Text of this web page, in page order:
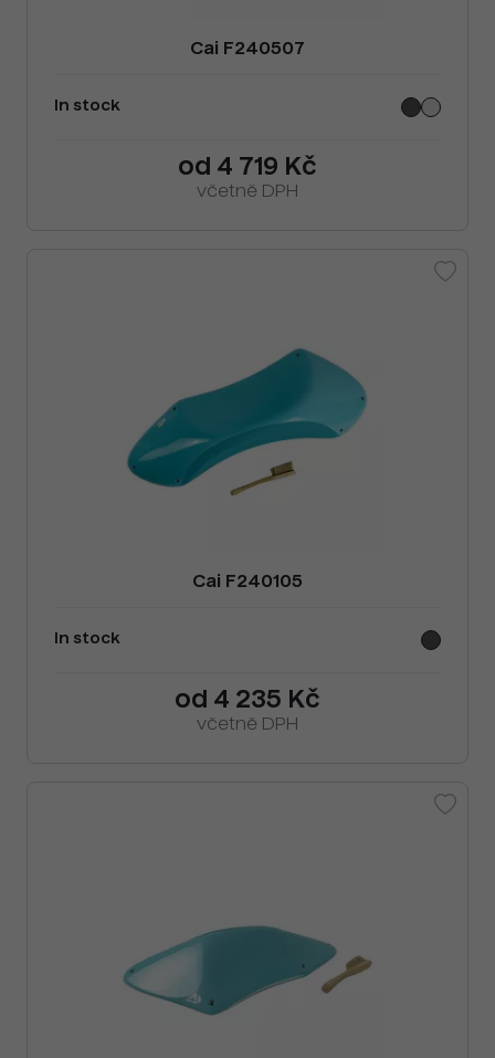
Cai F240507
In stock
od 4 719 Kč
včetně DPH
Cai F240105
In stock
od 4 235 Kč
včetně DPH